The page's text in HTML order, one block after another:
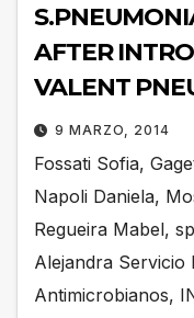
S.PNEUMONIAE
AFTER
VALENT
CONJUGATE
ARGENTINA
9 MARZO, 2014
Fossati Sofia,
Napoli Daniela,
Regueira Mabel,
Alejandra Servicio
Antimicrobianos,